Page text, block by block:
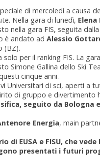
di mercoledì a causa
Nella gara di lunedì, Elena
nella gara FIS, seguita dalla
è andato ad Alessio
(BZ).
per il ranking FIS. La
Simone Gallina dello Ski
cinque anni.
Universitari di sci, aperti a
di gruppo e divertimento
seguito da Bologna
Energia, main
di EUSA e FISU, che
presentati i futuri